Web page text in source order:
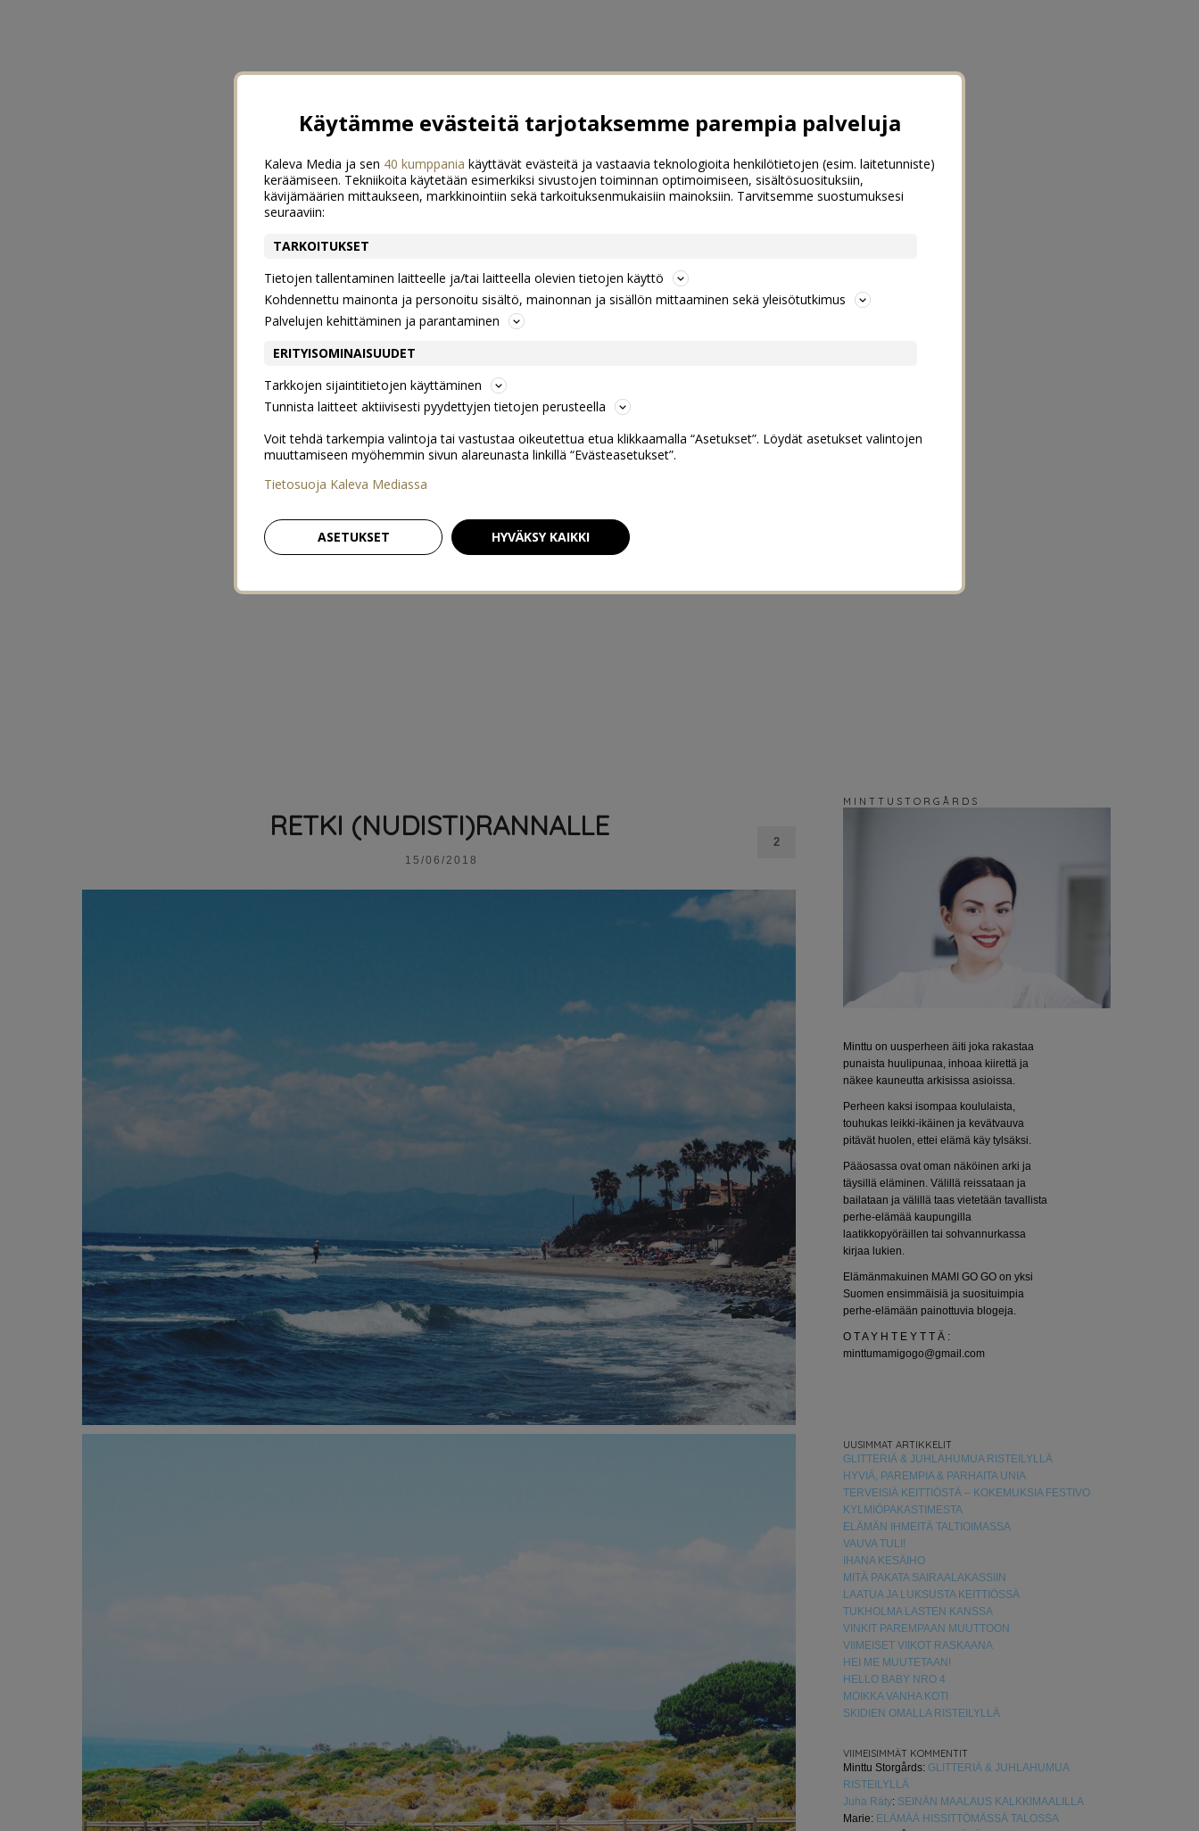
RETKI (NUDISTI)RANNALLE
15/06/2018
2
M I N T T U S T O R G Å R D S
Minttu on uusperheen äiti joka rakastaa
punaista huulipunaa, inhoaa kiirettä ja
näkee kauneutta arkisissa asioissa.
Perheen kaksi isompaa koululaista,
touhukas leikki-ikäinen ja kevätvauva
pitävät huolen, ettei elämä käy tylsäksi.
Pääosassa ovat oman näköinen arki ja
täysillä eläminen. Välillä reissataan ja
bailataan ja välillä taas vietetään tavallista
perhe-elämää kaupungilla
laatikkopyöräillen tai sohvannurkassa
kirjaa lukien.
Elämänmakuinen MAMI GO GO on yksi
Suomen ensimmäisiä ja suosituimpia
perhe-elämään painottuvia blogeja.
O T A Y H T E Y T T Ä :
minttumamigogo@gmail.com
UUSIMMAT ARTIKKELIT
GLITTERIÄ & JUHLAHUMUA RISTEILYLLÄ
HYVIÄ, PAREMPIA & PARHAITA UNIA
TERVEISIÄ KEITTIÖSTÄ – KOKEMUKSIA FESTIVO
KYLMIÖPAKASTIMESTA
ELÄMÄN IHMEITÄ TALTIOIMASSA
VAUVA TULI!
IHANA KESÄIHO
MITÄ PAKATA SAIRAALAKASSIIN
LAATUA JA LUKSUSTA KEITTIÖSSÄ
TUKHOLMA LASTEN KANSSA
VINKIT PAREMPAAN MUUTTOON
VIIMEISET VIIKOT RASKAANA
HEI ME MUUTETAAN!
HELLO BABY NRO 4
MOIKKA VANHA KOTI
SKIDIEN OMALLA RISTEILYLLÄ
VIIMEISIMMÄT KOMMENTIT
Minttu Storgårds: GLITTERIÄ & JUHLAHUMUA
RISTEILYLLÄ
Juha Räty: SEINÄN MAALAUS KALKKIMAALILLA
Marie: ELÄMÄÄ HISSITTÖMÄSSÄ TALOSSA
Käytämme evästeitä tarjotaksemme parempia palveluja
Kaleva Media ja sen 40 kumppania käyttävät evästeitä ja vastaavia teknologioita henkilötietojen (esim. laitetunniste)
keräämiseen. Tekniikoita käytetään esimerkiksi sivustojen toiminnan optimoimiseen, sisältösuosituksiin,
kävijämäärien mittaukseen, markkinointiin sekä tarkoituksenmukaisiin mainoksiin. Tarvitsemme suostumuksesi
seuraaviin:
TARKOITUKSET
Tietojen tallentaminen laitteelle ja/tai laitteella olevien tietojen käyttö
Kohdennettu mainonta ja personoitu sisältö, mainonnan ja sisällön mittaaminen sekä yleisötutkimus
Palvelujen kehittäminen ja parantaminen
ERITYISOMINAISUUDET
Tarkkojen sijaintitietojen käyttäminen
Tunnista laitteet aktiivisesti pyydettyjen tietojen perusteella
Voit tehdä tarkempia valintoja tai vastustaa oikeutettua etua klikkaamalla “Asetukset”. Löydät asetukset valintojen
muuttamiseen myöhemmin sivun alareunasta linkillä “Evästeasetukset”.
Tietosuoja Kaleva Mediassa
ASETUKSET HYVÄKSY KAIKKI